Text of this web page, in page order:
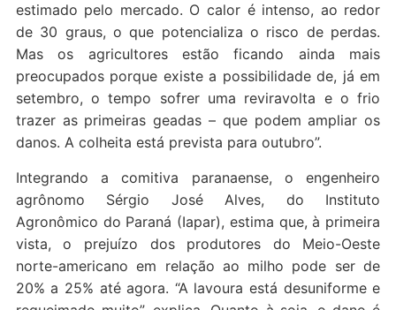
estimado pelo mercado. O calor é intenso, ao redor
de 30 graus, o que potencializa o risco de perdas.
Mas os agricultores estão ficando ainda mais
preocupados porque existe a possibilidade de, já em
setembro, o tempo sofrer uma reviravolta e o frio
trazer as primeiras geadas – que podem ampliar os
danos. A colheita está prevista para outubro”.
Integrando a comitiva paranaense, o engenheiro
agrônomo Sérgio José Alves, do Instituto
Agronômico do Paraná (Iapar), estima que, à primeira
vista, o prejuízo dos produtores do Meio-Oeste
norte-americano em relação ao milho pode ser de
20% a 25% até agora. “A lavoura está desuniforme e